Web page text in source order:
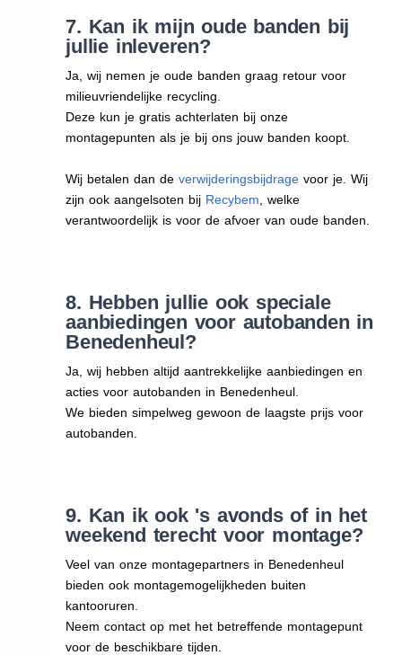
7. Kan ik mijn oude banden bij
jullie inleveren?
Ja, wij nemen je oude banden graag retour voor
milieuvriendelijke recycling.
Deze kun je gratis achterlaten bij onze
montagepunten als je bij ons jouw banden koopt.
Wij betalen dan deverwijderingsbijdrage voor je. Wij
zijn ook aangelsoten bij Recybem , welke
verantwoordelijk is voor de afvoer van oude banden.
8. Hebben jullie ook speciale
aanbiedingen voor autobanden in
Benedenheul?
Ja, wij hebben altijd aantrekkelijke aanbiedingen en
acties voor autobanden in Benedenheul.
We bieden simpelweg gewoon de laagste prijs voor
autobanden.
9. Kan ik ook 's avonds of in het
weekend terecht voor montage?
Veel van onze montagepartners in Benedenheul
bieden ook montagemogelijkheden buiten
kantooruren.
Neem contact op met het betreffende montagepunt
voor de beschikbare tijden.